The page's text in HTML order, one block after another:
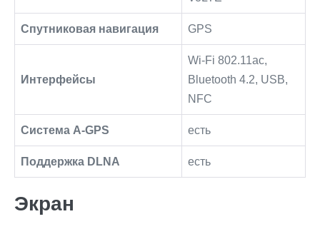
Спутниковая навигация GPS
Интерфейсы
Wi-Fi 802.11ac,
Bluetooth 4.2, USB,
NFC
Cистема A-GPS есть
Поддержка DLNA есть
Экран